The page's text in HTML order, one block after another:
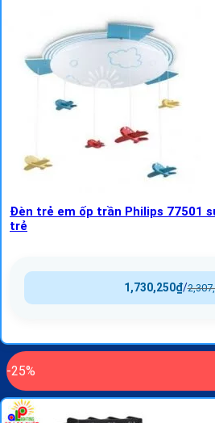
Đèn trẻ em ốp trần Philips 77501
trẻ
/
1,730,250₫
-25%